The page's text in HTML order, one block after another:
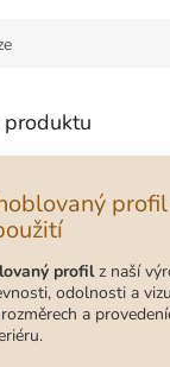
profilz naší
odolnosti a
a